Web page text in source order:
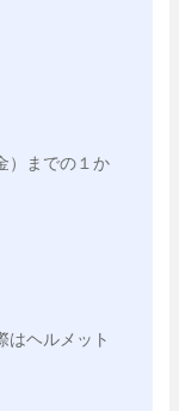
）までの１か
はヘルメット